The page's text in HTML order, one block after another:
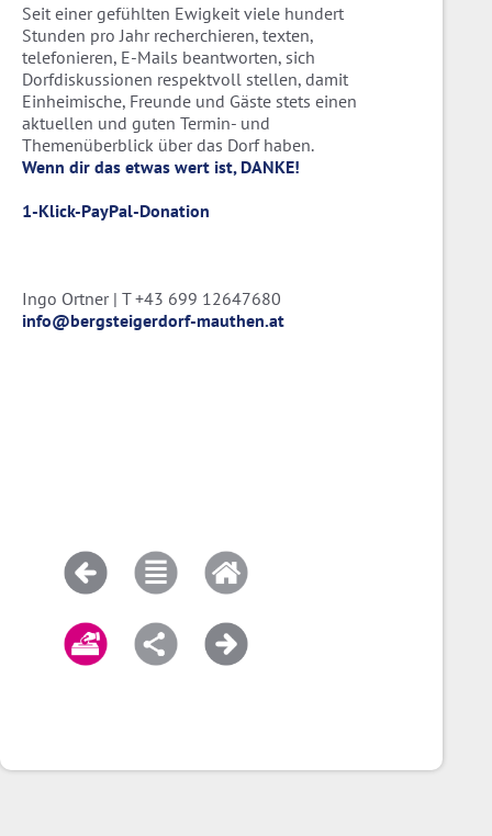
Seit einer gefühlten Ewigkeit viele hundert
Stunden pro Jahr recherchieren, texten,
telefonieren, E-Mails beantworten, sich
Dorfdiskussionen respektvoll stellen, damit
Einheimische, Freunde und Gäste stets einen
aktuellen und guten Termin- und
Themenüberblick über das Dorf haben.
Wenn dir das etwas wert ist, DANKE!
1-Klick-PayPal-Donation
Ingo Ortner | T +43 699 12647680
info@bergsteigerdorf-mauthen.at